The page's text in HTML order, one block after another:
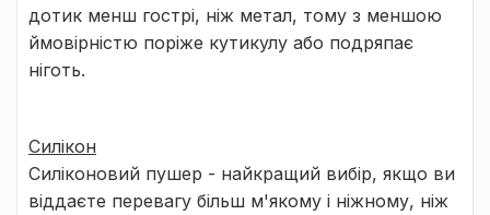
дотик менш гострі, ніж метал, тому з меншою
ймовірністю поріже кутикулу або подряпає
ніготь.
Силікон
Силіконовий пушер - найкращий вибір, якщо ви
віддаєте перевагу більш м'якому і ніжному, ніж